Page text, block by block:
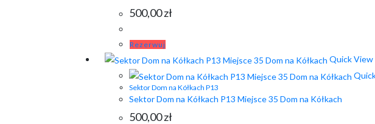
500,00zł
Rezerwuj
Quick View
Sektor Dom na Kółkach P13
Sektor Dom na Kółkach P13 Miejsce 35 Dom na Kółkach
500,00zł